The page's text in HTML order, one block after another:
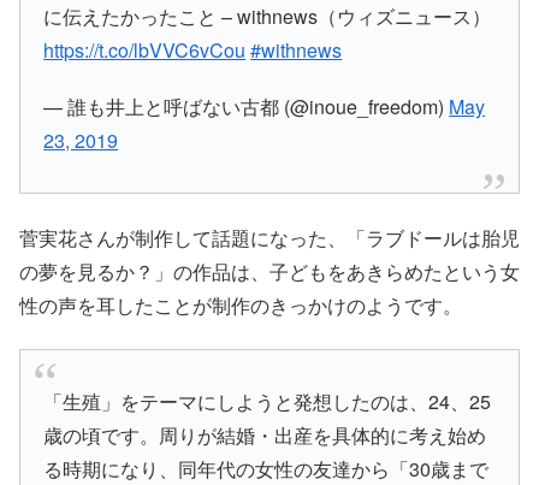
に伝えたかったこと – withnews（ウィズニュース）
https://t.co/lbVVC6vCou #withnews
— 誰も井上と呼ばない古都 (@inoue_freedom) May
23, 2019
菅実花さんが制作して話題になった、「ラブドールは胎児
の夢を見るか？ 」の作品は、子どもをあきらめたという女
性の声を耳したことが制作のきっかけのようです。
「生殖」をテーマにしようと発想したのは、24、25
歳の頃です。周りが結婚・出産を具体的に考え始め
る時期になり、同年代の女性の友達から「30歳まで